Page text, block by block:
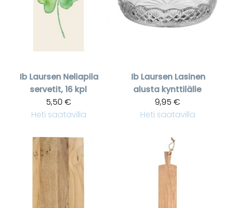
Ib Laursen Neliapila
servetit, 16 kpl
5,50 €
Heti saatavilla
Ib Laursen Lasinen
alusta kynttilälle
9,95 €
Heti saatavilla